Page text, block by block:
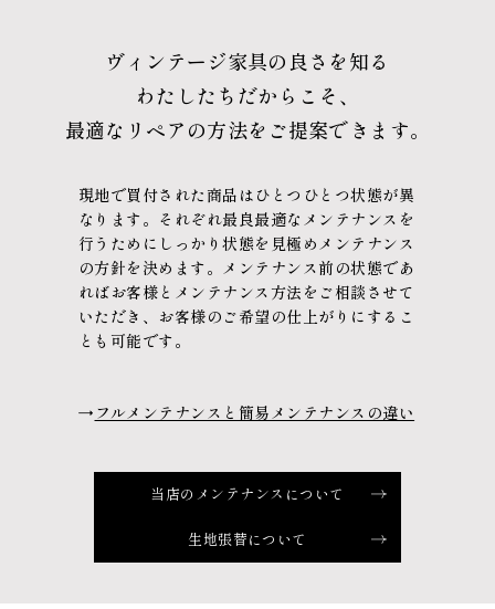
ヴィンテージ家具の良さを知る
わたしたちだからこそ、
最適なリペアの方法をご提案できます。
現地で買付された商品はひとつひとつ状態が異
なります。 それぞれ最良最適なメンテナンスを
行うために しっかり状態を見極めメンテナンス
の方針を決めます。 メンテナンス前の状態であ
ればお客様とメンテナンス方法をご相談させて
いただき、 お客様のご希望の仕上がりにするこ
とも可能です。
→ フルメンテナンスと簡易メンテナンスの違い
当店のメンテナンスについて
生地張替について